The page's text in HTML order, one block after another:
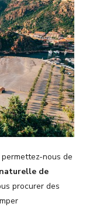
permettez-nous de
de
procurer des